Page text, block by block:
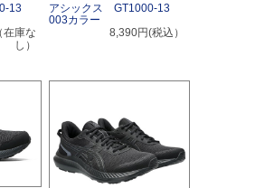
13
（在庫な
し）
アシックス GT1000-13
003カラー
8,390円(税込）